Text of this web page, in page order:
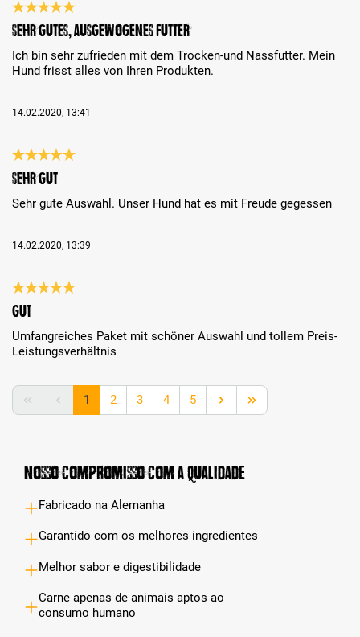
Análise com classificação de 5 de 5 estrelas
Sehr gutes, ausgewogenes Futter
Ich bin sehr zufrieden mit dem Trocken-und Nassfutter. Mein
Hund frisst alles von Ihren Produkten.
14.02.2020, 13:41
Análise com classificação de 5 de 5 estrelas
sehr gut
Sehr gute Auswahl. Unser Hund hat es mit Freude gegessen
14.02.2020, 13:39
Análise com classificação de 5 de 5 estrelas
gut
Umfangreiches Paket mit schöner Auswahl und tollem Preis-
Leistungsverhältnis
Lado
1 Lado
2 Lado
3 Lado
4 Lado
5
Nosso compromisso com a qualidade
Fabricado na Alemanha
Garantido com os melhores ingredientes
Melhor sabor e digestibilidade
Carne apenas de animais aptos ao
consumo humano